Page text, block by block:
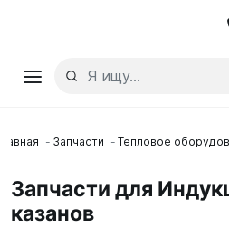
Запчасти Тепловое
Запчасти для
казанов